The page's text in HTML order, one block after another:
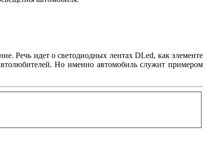
Речь идет о светодиодных лентах DLed, как элементе
Но именно автомобиль служит примером